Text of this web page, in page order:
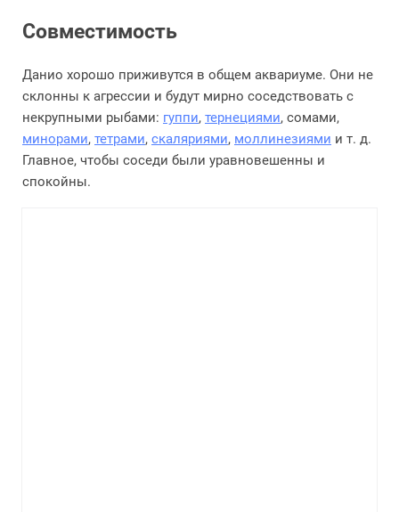
Совместимость
Данио хорошо приживутся в общем аквариуме. Они не
склонны к агрессии и будут мирно соседствовать с
некрупными рыбами: гуппи, тернециями, сомами,
минорами, тетрами, скаляриями, моллинезиями и т. д.
Главное, чтобы соседи были уравновешенны и
спокойны.